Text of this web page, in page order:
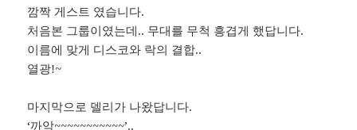
깜짝 게스트 였습니다.
처음본 그룹이였는데.. 무대를 무척 흥겹게 했답니다.
이름에 맞게 디스코와 락의 결합..
열광!~
마지막으로 델리가 나왔답니다.
‘까악~~~~~~~~~~~’..